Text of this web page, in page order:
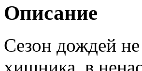
Описание
Сезон дождей
хищника, в